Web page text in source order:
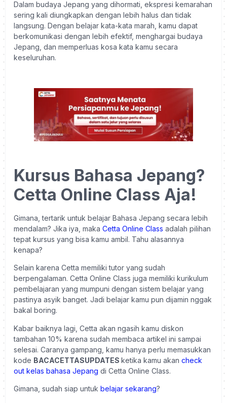
Dalam budaya Jepang yang dihormati, ekspresi kemarahan
sering kali diungkapkan dengan lebih halus dan tidak
langsung. Dengan belajar kata-kata marah, kamu dapat
berkomunikasi dengan lebih efektif, menghargai budaya
Jepang, dan memperluas kosa kata kamu secara
keseluruhan.
Kursus Bahasa Jepang?
Cetta Online Class Aja!
Gimana, tertarik untuk belajar Bahasa Jepang secara lebih
mendalam? Jika iya, maka Cetta Online Class adalah pilihan
tepat kursus yang bisa kamu ambil. Tahu alasannya
kenapa?
Selain karena Cetta memiliki tutor yang sudah
berpengalaman. Cetta Online Class juga memiliki kurikulum
pembelajaran yang mumpuni dengan sistem belajar yang
pastinya asyik banget. Jadi belajar kamu pun dijamin nggak
bakal boring.
Kabar baiknya lagi, Cetta akan ngasih kamu diskon
tambahan 10% karena sudah membaca artikel ini sampai
selesai. Caranya gampang, kamu hanya perlu memasukkan
kode BACACETTASUPDATES ketika kamu akan check
out kelas bahasa Jepang di Cetta Online Class.
Gimana, sudah siap untuk belajar sekarang?